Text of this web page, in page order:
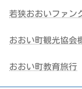
若狭おおいファン
おおい町観光協会
おおい町教育旅行